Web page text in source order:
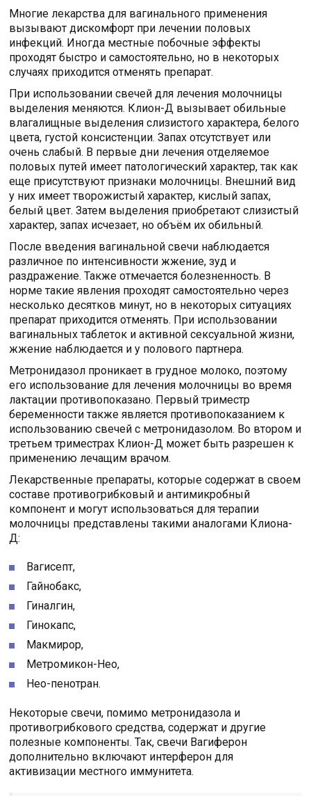
Многие лекарства для вагинального применения
вызывают дискомфорт при лечении половых
инфекций. Иногда местные побочные эффекты
проходят быстро и самостоятельно, но в некоторых
случаях приходится отменять препарат.
При использовании свечей для лечения молочницы
выделения меняются. Клион-Д вызывает обильные
влагалищные выделения слизистого характера, белого
цвета, густой консистенции. Запах отсутствует или
очень слабый. В первые дни лечения отделяемое
половых путей имеет патологический характер, так как
еще присутствуют признаки молочницы. Внешний вид
у них имеет творожистый характер, кислый запах,
белый цвет. Затем выделения приобретают слизистый
характер, запах исчезает, но объём их обильный.
После введения вагинальной свечи наблюдается
различное по интенсивности жжение, зуд и
раздражение. Также отмечается болезненность. В
норме такие явления проходят самостоятельно через
несколько десятков минут, но в некоторых ситуациях
препарат приходится отменять. При использовании
вагинальных таблеток и активной сексуальной жизни,
жжение наблюдается и у полового партнера.
Метронидазол проникает в грудное молоко, поэтому
его использование для лечения молочницы во время
лактации противопоказано. Первый триместр
беременности также является противопоказанием к
использованию свечей с метронидазолом. Во втором и
третьем триместрах Клион-Д может быть разрешен к
применению лечащим врачом.
Лекарственные препараты, которые содержат в своем
составе противогрибковый и антимикробный
компонент и могут использоваться для терапии
молочницы представлены такими аналогами Клиона-
Д:
Вагисепт,
Гайнобакс,
Гиналгин,
Гинокапс,
Макмирор,
Метромикон-Нео,
Нео-пенотран.
Некоторые свечи, помимо метронидазола и
противогрибкового средства, содержат и другие
полезные компоненты. Так, свечи Вагиферон
дополнительно включают интерферон для
активизации местного иммунитета.